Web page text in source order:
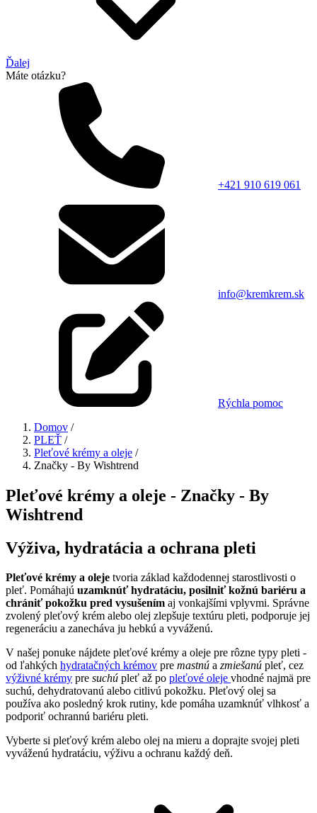
Ďalej
Máte otázku?
+421 910 619 061
info@kremkrem.sk
Rýchla pomoc
Domov /
PLEŤ /
Pleťové krémy a oleje /
Značky - By Wishtrend
Pleťové krémy a oleje - Značky - By
Wishtrend
Výživa, hydratácia a ochrana pleti
Pleťové krémy a oleje tvoria základ každodennej starostlivosti o
pleť. Pomáhajú uzamknúť hydratáciu, posilniť kožnú bariéru a
chrániť pokožku pred vysušením aj vonkajšími vplyvmi. Správne
zvolený pleťový krém alebo olej zlepšuje textúru pleti, podporuje jej
regeneráciu a zanecháva ju hebkú a vyváženú.
V našej ponuke nájdete pleťové krémy a oleje pre rôzne typy pleti -
od ľahkých hydratačných krémov pre mastnú a zmiešanú pleť, cez
výživné krémy pre suchú pleť až po pleťové oleje vhodné najmä pre
suchú, dehydratovanú alebo citlivú pokožku. Pleťový olej sa
používa ako posledný krok rutiny, kde pomáha uzamknúť vlhkosť a
podporiť ochrannú bariéru pleti.
Vyberte si pleťový krém alebo olej na mieru a doprajte svojej pleti
vyváženú hydratáciu, výživu a ochranu každý deň.